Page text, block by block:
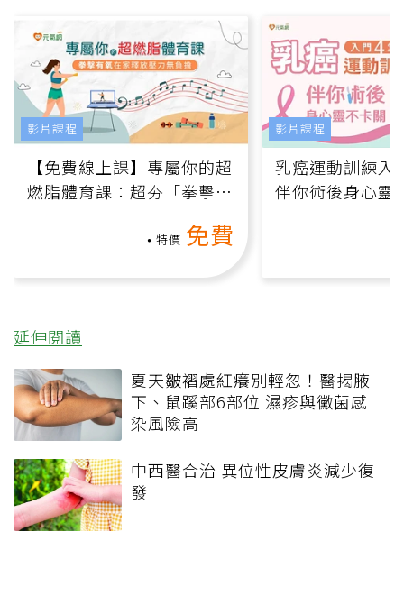
【免費線上課】專屬你的超
燃脂體育課：超夯「拳擊有
特價 免費
影片課程
乳癌運動訓練入
伴你術後身心靈
影片課程
延伸閱讀
夏天皺褶處紅癢別輕忽！醫揭腋
下、鼠蹊部6部位 濕疹與黴菌感
染風險高
中西醫合治 異位性皮膚炎減少復
發